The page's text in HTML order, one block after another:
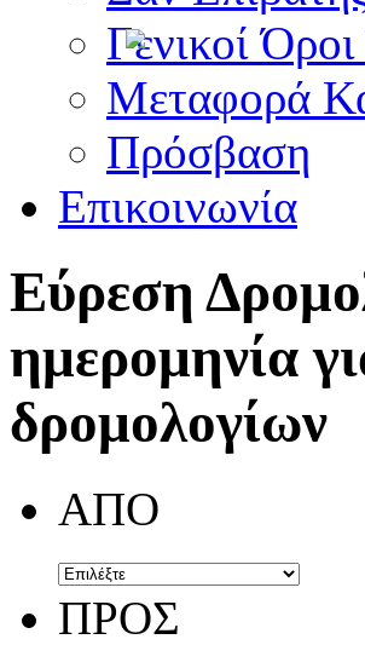
Γενικοί Όροι
Μεταφορά
Πρόσβαση
Επικοινωνία
Εύρεση
ημερομηνία
δρομολογίων
ΑΠΟ
ΠΡΟΣ